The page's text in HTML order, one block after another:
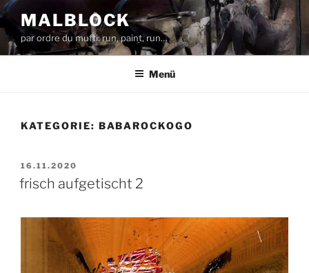
Zum
Inhalt
springen
MALBLOCK
par ordre du mufti: run, paint, run…
Menü
KATEGORIE: BABAROCKOGO
VERÖFFENTLICHT
AM
16.11.2020
frisch aufgetischt 2